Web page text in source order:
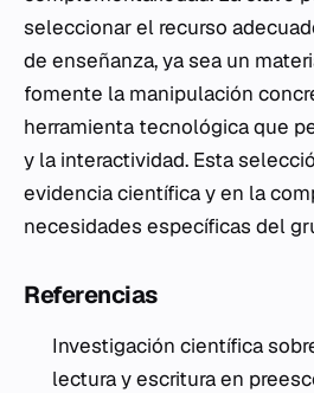
seleccionar el recurso
de enseñanza, ya sea un
fomente la manipulación
herramienta tecnológica que
y la interactividad. Esta
evidencia científica y en la
necesidades específicas del
Referencias
Investigación científica
lectura y escritura en